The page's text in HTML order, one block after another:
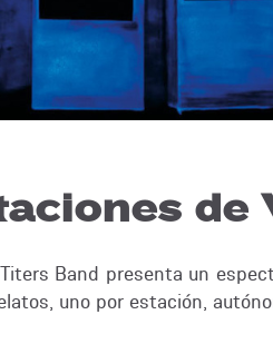
de
Band presenta un
uno por estación,